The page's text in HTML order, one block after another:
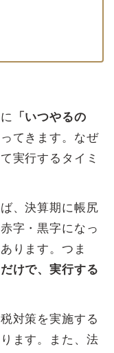
「いつやるの
てきます。なぜ
実行するタイミ
、決算期に帳尻
字・黒字になっ
ります。つま
けで、実行する
対策を実施する
ます。また、法